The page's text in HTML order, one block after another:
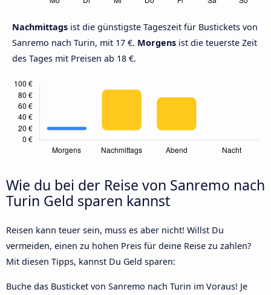
Nachmittags ist die günstigste Tageszeit für Bustickets von
Sanremo nach Turin, mit 17 €. Morgens ist die teuerste Zeit
des Tages mit Preisen ab 18 €.
Wie du bei der Reise von Sanremo nach
Turin Geld sparen kannst
Reisen kann teuer sein, muss es aber nicht! Willst Du
vermeiden, einen zu hohen Preis für deine Reise zu zahlen?
Mit diesen Tipps, kannst Du Geld sparen:
Buche das Busticket von Sanremo nach Turin im Voraus! Je